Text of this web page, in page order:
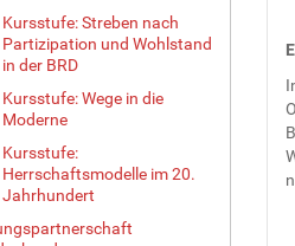
Kursstufe: Streben nach
Partizipation und Wohlstand
in der BRD
Kursstufe: Wege in die
Moderne
Kursstufe:
Herrschaftsmodelle im 20.
Jahrhundert